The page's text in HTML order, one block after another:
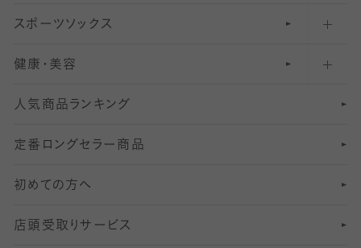
ハイソックス
オーバーニー・ニーハイソックス
81 〜110デニールタイツ
111〜210デニールタイツ
211デニールタイツ以上（防寒・厚手タイツ）
マタニティレギンス
5 分丈
6 分丈レギンス
7 分丈 レギンス
8分丈 レギンス
10分丈 レギンス
結婚式用ストッキング
美脚ストッキング
オールスルーストッキング
匠シリーズ
フレッシャーズ向けソックス・靴下
冠婚葬祭向けソックス・靴下
スーツカジュアルソックス・靴下
ロングホーズ
スポーツソックス
ランニングソックス・靴下
ゴルフソックス・靴下
サッカー・フットサル用ソックス
ヨガソックス・靴下
スポーツ用レッグウォーマー
健康・美容
インナーソックス
加圧・着圧ソックス
冷えとり靴下
着圧・加圧タイツ
人気商品ランキング
定番ロングセラー商品
初めての方へ
店頭受取りサービス